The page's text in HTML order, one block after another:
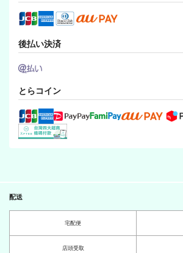
後払い決済
とらコイン
配送
宅配便
店頭受取